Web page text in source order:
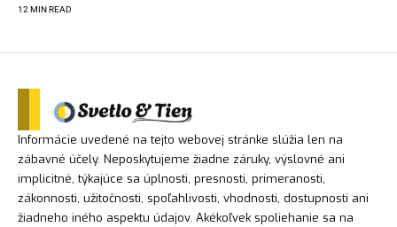
12 MIN READ
Informácie uvedené na tejto webovej stránke slúžia len na
zábavné účely. Neposkytujeme žiadne záruky, výslovné ani
implicitné, týkajúce sa úplnosti, presnosti, primeranosti,
zákonnosti, užitočnosti, spoľahlivosti, vhodnosti, dostupnosti ani
žiadneho iného aspektu údajov. Akékoľvek spoliehanie sa na